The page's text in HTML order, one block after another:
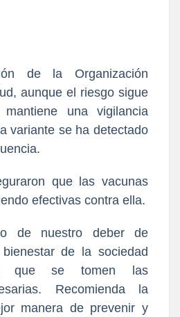
de la Organización
aunque el riesgo sigue
una vigilancia
variante se ha detectado
que las vacunas
efectivas contra ella.
de nuestro deber de
de la sociedad
que se tomen las
Recomienda la
manera de prevenir y